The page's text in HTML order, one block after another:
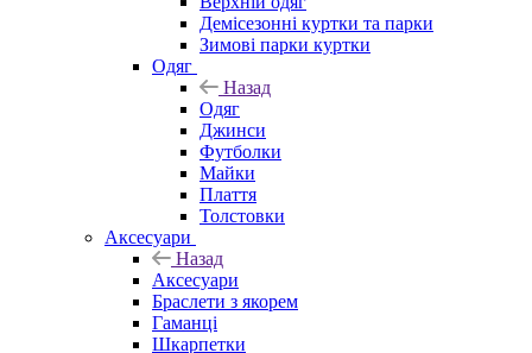
Демісезонні куртки та парки
Зимові парки куртки
Одяг
Назад
Одяг
Джинси
Футболки
Майки
Плаття
Толстовки
Аксесуари
Назад
Аксесуари
Браслети з якорем
Гаманці
Шкарпетки